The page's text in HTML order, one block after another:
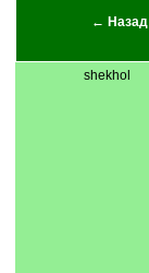
← Назад
shekhol